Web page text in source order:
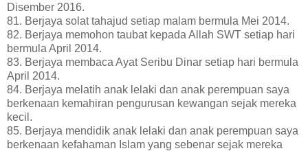
Disember 2016.
81. Berjaya solat tahajud setiap malam bermula Mei 2014.
82. Berjaya memohon taubat kepada Allah SWT setiap hari
bermula April 2014.
83. Berjaya membaca Ayat Seribu Dinar setiap hari bermula
April 2014.
84. Berjaya melatih anak lelaki dan anak perempuan saya
berkenaan kemahiran pengurusan kewangan sejak mereka
kecil.
85. Berjaya mendidik anak lelaki dan anak perempuan saya
berkenaan kefahaman Islam yang sebenar sejak mereka